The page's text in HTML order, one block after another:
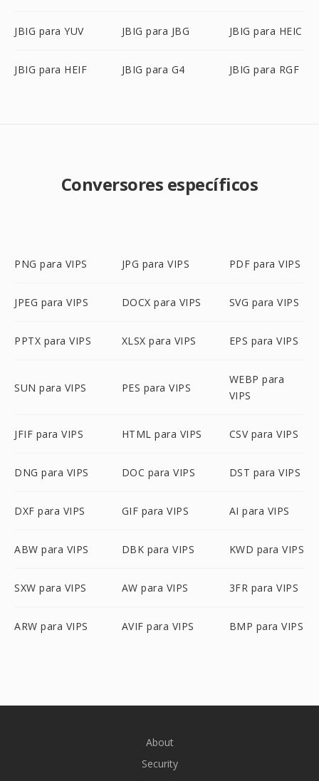
JBIG para YUV JBIG para JBG JBIG para HEIC
JBIG para HEIF JBIG para G4 JBIG para RGF
Conversores específicos
PNG para VIPS JPG para VIPS PDF para VIPS
JPEG para VIPS DOCX para VIPS SVG para VIPS
PPTX para VIPS XLSX para VIPS EPS para VIPS
SUN para VIPS PES para VIPS
WEBP para
VIPS
JFIF para VIPS HTML para VIPS CSV para VIPS
DNG para VIPS DOC para VIPS DST para VIPS
DXF para VIPS GIF para VIPS AI para VIPS
ABW para VIPS DBK para VIPS KWD para VIPS
SXW para VIPS AW para VIPS 3FR para VIPS
ARW para VIPS AVIF para VIPS BMP para VIPS
About
Security